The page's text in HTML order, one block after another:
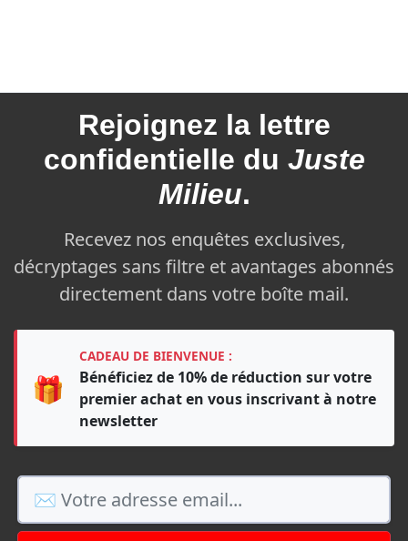
Rejoignez la lettre
confidentielle du Juste
Milieu.
Recevez nos enquêtes exclusives,
décryptages sans filtre et avantages abonnés
directement dans votre boîte mail.
🎁
CADEAU DE BIENVENUE :
Bénéficiez de 10% de réduction sur votre
premier achat en vous inscrivant à notre
newsletter